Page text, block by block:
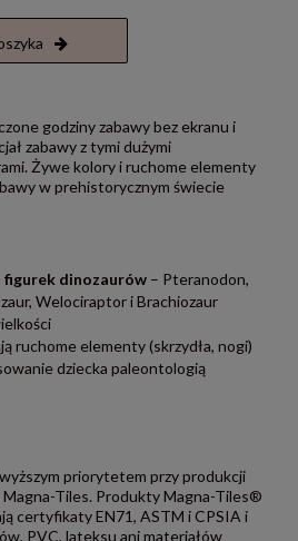
godziny zabawy bez ekranu i
zabawy z tymi dużymi
Żywe kolory i ruchome elementy
w prehistorycznym świecie
figurek dinozaurów – Pteranodon,
Welociraptor i Brachiozaur
ruchome elementy (skrzydła, nogi)
dziecka paleontologią
priorytetem przy produkcji
Tiles. Produkty Magna-Tiles®
certyfikaty EN71, ASTM i CPSIA i
PVC, lateksu ani materiałów